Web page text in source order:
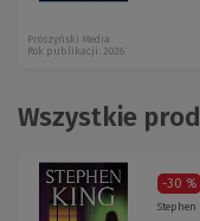
Prószyński Media
Rok publikacji: 2026
Wszystkie
-30 %
Stephen